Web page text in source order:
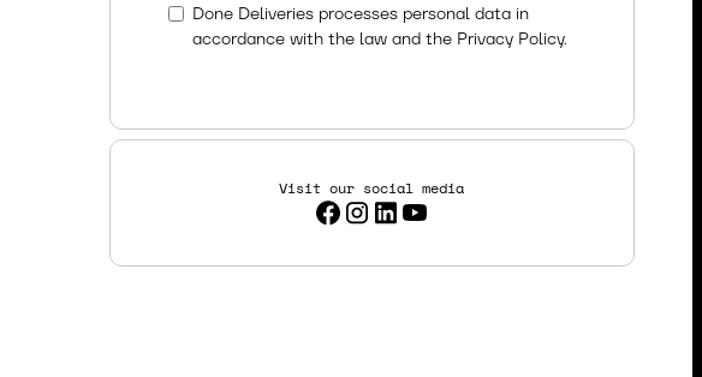
Done Deliveries processes personal data in
accordance with the law and the Privacy Policy.
Visit our social media